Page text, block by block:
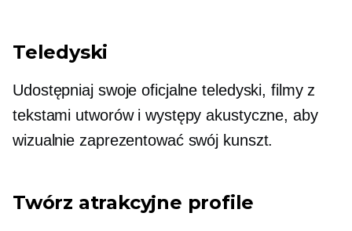
Teledyski
Udostępniaj swoje oficjalne teledyski, filmy z
tekstami utworów i występy akustyczne, aby
wizualnie zaprezentować swój kunszt.
Twórz atrakcyjne profile